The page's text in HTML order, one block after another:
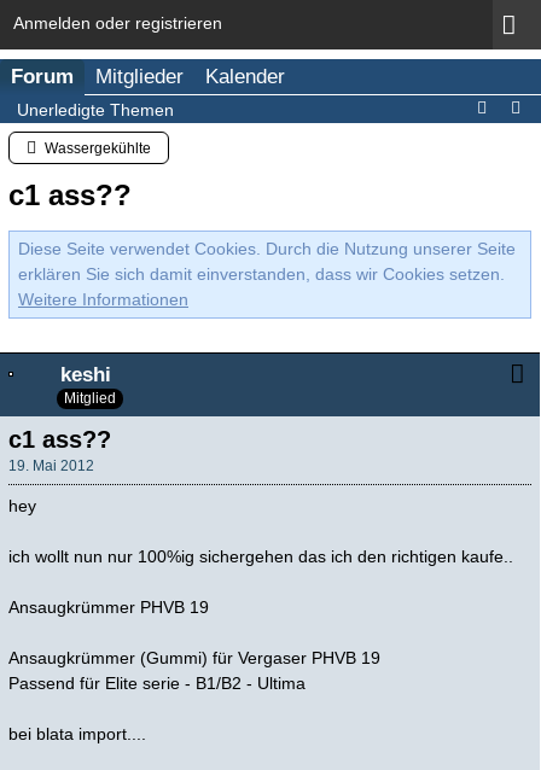
Anmelden oder registrieren
Forum Mitglieder Kalender
Unerledigte Themen
Wassergekühlte
c1 ass??
Diese Seite verwendet Cookies. Durch die Nutzung unserer Seite
erklären Sie sich damit einverstanden, dass wir Cookies setzen.
Weitere Informationen
keshi
Mitglied
c1 ass??
19. Mai 2012
hey
ich wollt nun nur 100%ig sichergehen das ich den richtigen kaufe..
Ansaugkrümmer PHVB 19
Ansaugkrümmer (Gummi) für Vergaser PHVB 19
Passend für Elite serie - B1/B2 - Ultima
bei blata import....